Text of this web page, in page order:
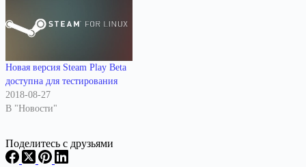
Новая версия Steam Play Beta
доступна для тестирования
2018-08-27
В "Новости"
Поделитесь с друзьями